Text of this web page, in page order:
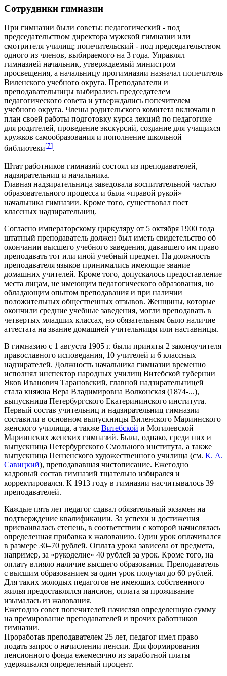
Сотрудники гимназии
При гимназии были советы: педагогический - под
председательством директора мужской гимназии или
смотрителя училищ; попечительский - под председательством
одного из членов, выбираемого на 3 года. Управлял
гимназией начальник, утверждаемый министром
просвещения, а начальницу прогимназии назначал попечитель
Виленского учебного округа. Преподаватели и
преподавательницы выбирались председателем
педагогического совета и утверждались попечителем
учебного округа. Члены родительского комитета включали в
план своей работы подготовку курса лекций по педагогике
для родителей, проведение экскурсий, создание для учащихся
кружков самообразования и пополнение школьной
библиотеки[7].
Штат работников гимназий состоял из преподавателей,
надзирательниц и начальника.
Главная надзирательница заведовала воспитательной частью
образовательного процесса и была «правой рукой»
начальника гимназии. Кроме того, существовал пост
классных надзирательниц.
Согласно императорскому циркуляру от 5 октября 1900 года
штатный преподаватель должен был иметь свидетельство об
окончании высшего учебного заведения, дававшего им право
преподавать тот или иной учебный предмет. На должность
преподавателя языков принимались имеющие звание
домашних учителей. Кроме того, допускалось предоставление
места лицам, не имеющим педагогического образования, но
обладающим опытом преподавания и при наличии
положительных общественных отзывов. Женщины, которые
окончили средние учебные заведения, могли преподавать в
четвертых младших классах, но обязательным было наличие
аттестата на звание домашней учительницы или наставницы.
В гимназию с 1 августа 1905 г. были приняты 2 законоучителя
православного исповедания, 10 учителей и 6 классных
надзирателей. Должность начальника гимназии временно
исполнял инспектор народных училищ Витебской губернии
Яков Иванович Тарановский, главной надзирательницей
стала княжна Вера Владимировна Волконская (1874-...),
выпускница Петербургского Екатерининского института.
Первый состав учительниц и надзирательниц гимназии
составили в основном выпускницы Виленского Мариинского
женского училища, а также Витебской и Могилевской
Мариинских женских гимназий. Была, однако, среди них и
выпускница Петербургского Смольного института, а также
выпускница Пензенского художественного училища (см. К. А.
Савицкий), преподававшая чистописание. Ежегодно
кадровый состав гимназий тщательно избирался и
корректировался. К 1913 году в гимназии насчитывалось 39
преподавателей.
Каждые пять лет педагог сдавал обязательный экзамен на
подтверждение квалификации. За успехи и достижения
присваивалась степень, в соответствии с которой начислялась
определенная прибавка к жалованию. Один урок оплачивался
в размере 30–70 рублей. Оплата урока зависела от предмета,
например, за «рукоделие» 40 рублей за урок. Кроме того, на
оплату влияло наличие высшего образования. Преподаватель
с высшим образованием за один урок получал до 60 рублей.
Для таких молодых педагогов не имеющих собственного
жилья предоставлялся пансион, оплата за проживание
изымалась из жалования.
Ежегодно совет попечителей начислял определенную сумму
на премирование преподавателей и прочих работников
гимназии.
Проработав преподавателем 25 лет, педагог имел право
подать запрос о начислении пенсии. Для формирования
пенсионного фонда ежемесячно из заработной платы
удерживался определенный процент.